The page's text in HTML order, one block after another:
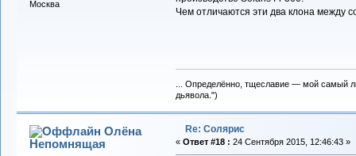
Москва
Чем отличаются эти два клона между
... Определённо, тщеславие — мой самый
дьявола.")
Олёна
Непомнящая
Re: Солярис
« Ответ #18 : 24 Сентября 2015, 12:46:43 »